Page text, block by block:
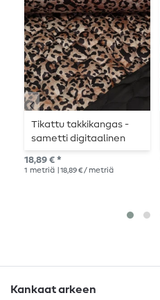
Tikattu takkikangas -
sametti digitaalinen
painatus ruskea
18,89 € *
1 metriä | 18,89 € / metriä
Kankaat arkeen